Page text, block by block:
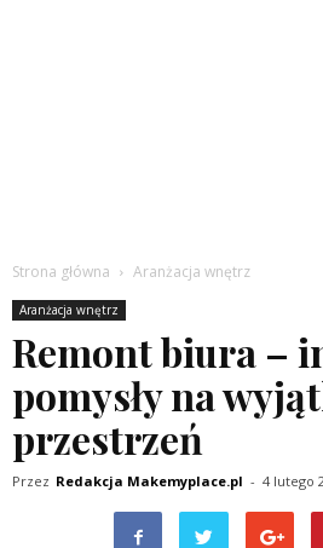
Strona główna Aranżacja wnętrz
Aranżacja wnętrz
Remont biura –
pomysły na
przestrzeń
Przez Redakcja Makemyplace.pl - 4 lutego